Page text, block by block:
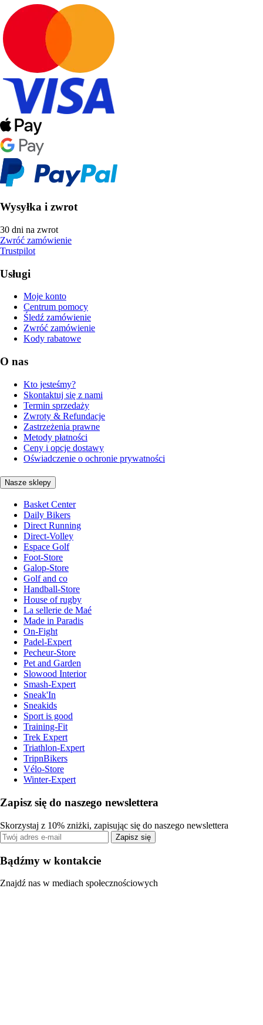
Wysyłka i zwrot
30 dni na zwrot
Zwróć zamówienie
Trustpilot
Usługi
Moje konto
Centrum pomocy
Śledź zamówienie
Zwróć zamówienie
Kody rabatowe
O nas
Kto jesteśmy?
Skontaktuj się z nami
Termin sprzedaży
Zwroty & Refundacje
Zastrzeżenia prawne
Metody płatności
Ceny i opcje dostawy
Oświadczenie o ochronie prywatności
Nasze sklepy
Basket Center
Daily Bikers
Direct Running
Direct-Volley
Espace Golf
Foot-Store
Galop-Store
Golf and co
Handball-Store
House of rugby
La sellerie de Maé
Made in Paradis
On-Fight
Padel-Expert
Pecheur-Store
Pet and Garden
Slowood Interior
Smash-Expert
Sneak'In
Sneakids
Sport is good
Training-Fit
Trek Expert
Triathlon-Expert
TripnBikers
Vélo-Store
Winter-Expert
Zapisz się do naszego newslettera
Skorzystaj z 10% zniżki, zapisując się do naszego newslettera
Zapisz się
Bądźmy w kontakcie
Znajdź nas w mediach społecznościowych